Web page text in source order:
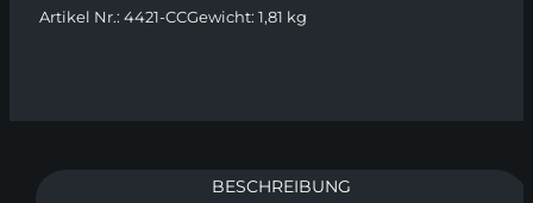
Artikel Nr.: 4421-CCGewicht: 1,81 kg
BESCHREIBUNG